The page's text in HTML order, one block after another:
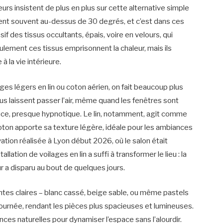
insistent de plus en plus sur cette alternative simple
souvent au-dessus de 30 degrés, et c’est dans ces
des tissus occultants, épais, voire en velours, qui
ces tissus emprisonnent la chaleur, mais ils
la vie intérieure.
légers en lin ou coton aérien, on fait beaucoup plus
laissent passer l’air, même quand les fenêtres sont
presque hypnotique. Le lin, notamment, agit comme
apporte sa texture légère, idéale pour les ambiances
réalisée à Lyon début 2026, où le salon était
de voilages en lin a suffi à transformer le lieu : la
a disparu au bout de quelques jours.
claires – blanc cassé, beige sable, ou même pastels
rendant les pièces plus spacieuses et lumineuses.
naturelles pour dynamiser l’espace sans l’alourdir.